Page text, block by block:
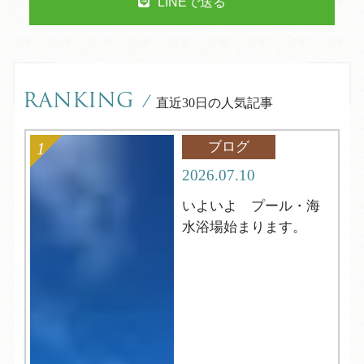
RANKING / 直近30日の人気記事
ブログ
2026.07.10
いよいよ プール・海
水浴場始まります。